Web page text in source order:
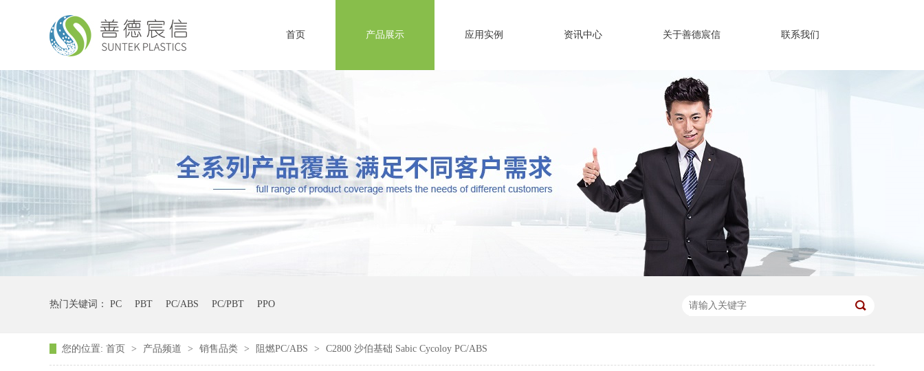
首页 产品展示 应用实例 资讯中心 关于善德宸信 联系我们
热门关键词： PC PBT PC/ABS PC/PBT PPO
您的位置: 首页 > 产品频道 > 销售品类 > 阻燃PC/ABS > C2800 沙伯基础 Sabic Cycoloy PC/ABS